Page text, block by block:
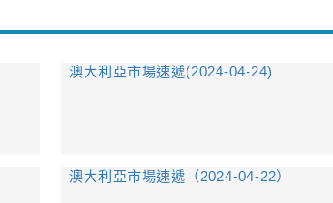
澳大利亞市場速遞(2024-04-24)
澳大利亞市場速遞（2024-04-22）